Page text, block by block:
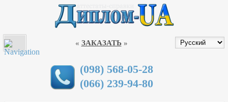
КУПИТИ ДИПЛОМ В УКРАЇНІ
ДИПЛОМЫ
СТЕПЕНИ ЗАЩИТЫ ДОКУМЕНТОВ
« ЗАКАЗАТЬ»
(098) 568-05-28
(066) 239-94-80